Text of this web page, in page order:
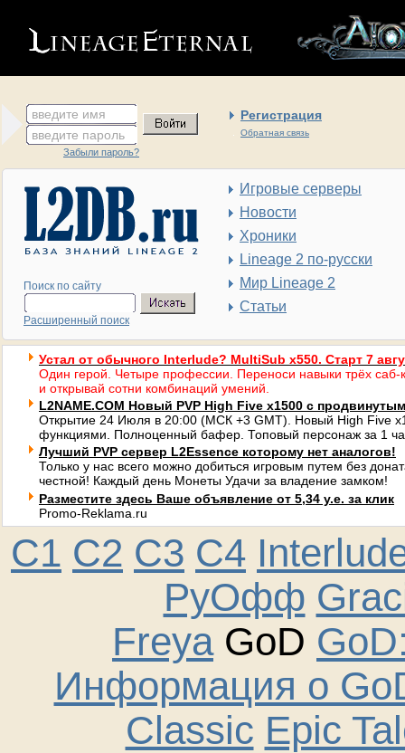
введите имя Регистрация
Обратная связь
введите пароль
Забыли пароль?
Поиск по сайту
Расширенный поиск
Игровые серверы
Новости
Хроники
Lineage 2 по-русски
Мир Lineage 2
Статьи
Устал от обычного Interlude? MultiSub x550. Старт 7
Один герой. Четыре профессии. Переноси навыки трёх саб-
и открывай сотни комбинаций умений.
L2NAME.COM Новый PVP High Five x1500 с
Открытие 24 Июля в 20:00 (МСК +3 GMT). Новый High Five
функциями. Полноценный бафер. Топовый персонаж за 1
Лучший PVP сервер L2Essence которому нет аналогов!
Только у нас всего можно добиться игровым путем без
честной! Каждый день Монеты Удачи за владение замком!
Разместите здесь Ваше объявление от 5,34 у.е. за клик
Promo-Reklama.ru
C1 C2 C3 C4
РуОфф
FreyaGoD
Информация о
Classic Epic